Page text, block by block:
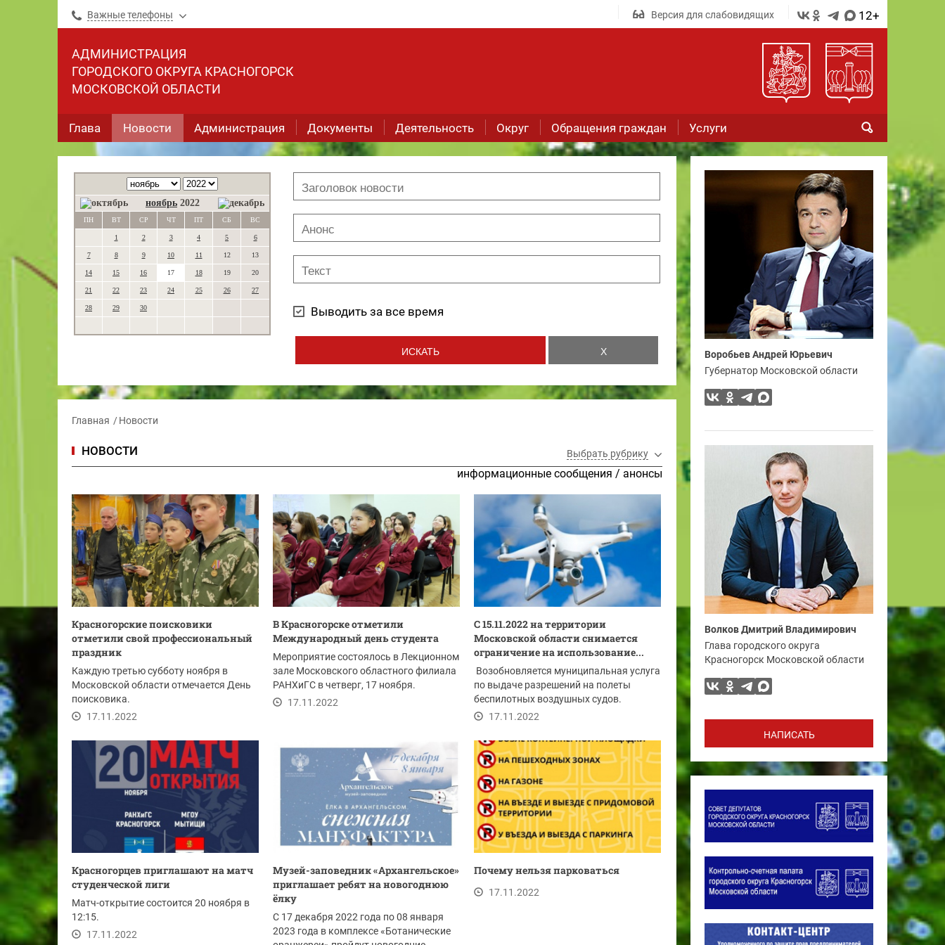
Важные телефоны Версия для слабовидящих 12+
АДМИНИСТРАЦИЯ
ГОРОДСКОГО ОКРУГА КРАСНОГОРСК
МОСКОВСКОЙ ОБЛАСТИ
Глава Новости Администрация Документы Деятельность Округ Обращения граждан Услуги
ноябрь 2022
ПН ВТ СР ЧТ ПТ СБ ВС
1 2 3 4 5 6
7 8 9 10 11 12 13
14 15 16 17 18 19 20
21 22 23 24 25 26 27
28 29 30 Выводить за все время
Главная Новости
НОВОСТИ Выбрать рубрику
информационные сообщения / анонсы
Красногорские поисковики
отметили свой профессиональный
праздник
Каждую третью субботу ноября в
Московской области отмечается День
поисковика.
17.11.2022
В Красногорске отметили
Международный день студента
Мероприятие состоялось в Лекционном
зале Московского областного филиала
РАНХиГС в четверг, 17 ноября.
17.11.2022
С 15.11.2022 на территории
Московской области снимается
ограничение на использование...
Возобновляется муниципальная услуга
по выдаче разрешений на полеты
беспилотных воздушных судов.
17.11.2022
Красногорцев приглашают на матч
студенческой лиги
Матч-открытие состоится 20 ноября в
12:15.
17.11.2022
Музей-заповедник «Архангельское»
приглашает ребят на новогоднюю
ёлку
С 17 декабря 2022 года по 08 января
2023 года в комплексе «Ботанические
Почему нельзя парковаться
17.11.2022
Воробьев Андрей Юрьевич
Губернатор Московской области
Волков Дмитрий Владимирович
Глава городского округа
Красногорск Московской области
НАПИСАТЬ